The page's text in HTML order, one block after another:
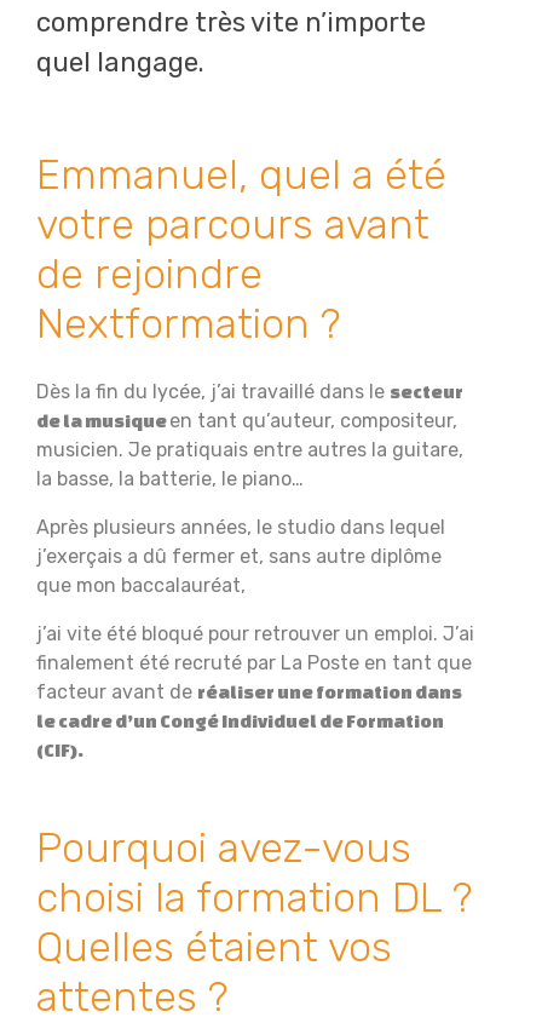
comprendre très vite n’importe
quel langage.
Emmanuel, quel a été
votre parcours avant
de rejoindre
Nextformation ?
Dès la fin du lycée, j’ai travaillé dans le secteur
de la musiqueen tant qu’auteur, compositeur,
musicien. Je pratiquais entre autres la guitare,
la basse, la batterie, le piano…
Après plusieurs années, le studio dans lequel
j’exerçais a dû fermer et, sans autre diplôme
que mon baccalauréat,
j’ai vite été bloqué pour retrouver un emploi. J’ai
finalement été recruté par La Poste en tant que
facteur avant de réaliser une formation dans
le cadre d’un Congé Individuel de Formation
(CIF).
Pourquoi avez-vous
choisi la formation DL ?
Quelles étaient vos
attentes ?